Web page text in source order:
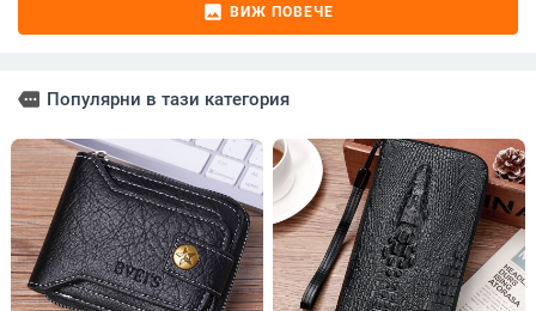
image ВИЖ ПОВЕЧЕ
more Популярни в тази категория